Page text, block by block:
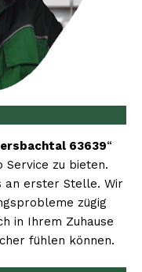
63639“
zu bieten.
an erster Stelle. Wir
zügig
in Ihrem Zuhause
fühlen können.